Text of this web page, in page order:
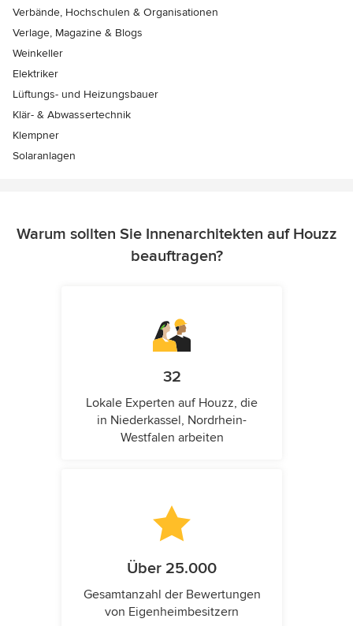
Verbände, Hochschulen & Organisationen
Verlage, Magazine & Blogs
Weinkeller
Elektriker
Lüftungs- und Heizungsbauer
Klär- & Abwassertechnik
Klempner
Solaranlagen
Warum sollten Sie Innenarchitekten auf Houzz
beauftragen?
32
Lokale Experten auf Houzz, die
in Niederkassel, Nordrhein-
Westfalen arbeiten
Über 25.000
Gesamtanzahl der Bewertungen
von Eigenheimbesitzern